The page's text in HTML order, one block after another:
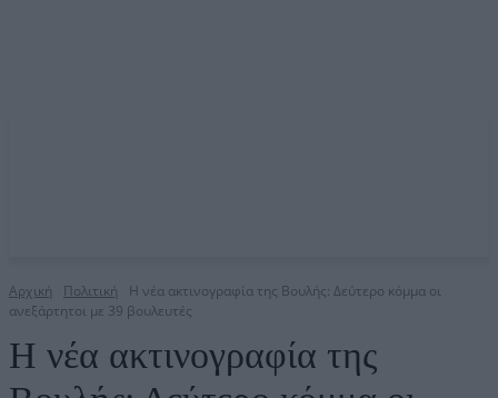
Αρχική Πολιτική
Η νέα ακτινογραφία της Βουλής: Δεύτερο κόμμα οι
ανεξάρτητοι με 39 βουλευτές
Η νέα ακτινογραφία της